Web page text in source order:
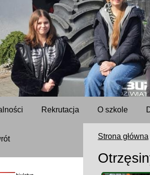
Rekrutacja O szkole
Strona główna